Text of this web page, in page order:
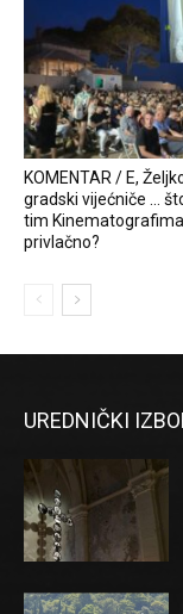
KOMENTAR / E,
gradski vijećniče …
tim
privlačno?
UREDNIČKI